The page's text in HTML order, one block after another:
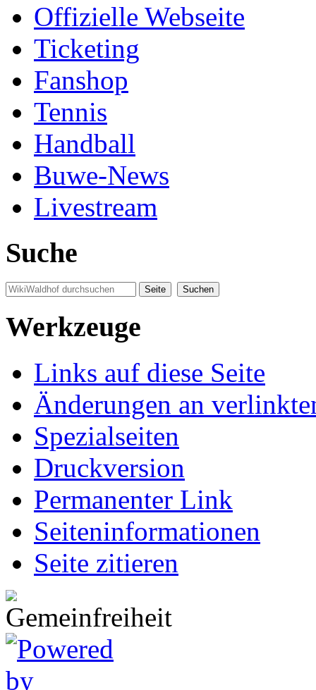
Offizielle Webseite
Ticketing
Fanshop
Tennis
Handball
Buwe-News
Livestream
Suche
Werkzeuge
Links auf diese Seite
Änderungen an
Spezialseiten
Druckversion
Permanenter Link
Seiten­informationen
Seite zitieren